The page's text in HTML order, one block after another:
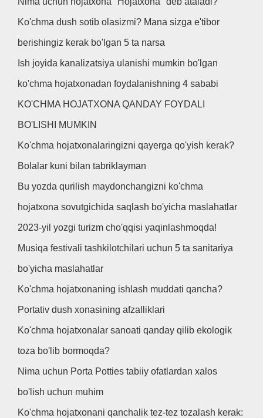
Ko'chma dush sotib olasizmi? Mana sizga e'tibor
berishingiz kerak bo'lgan 5 ta narsa
Ish joyida kanalizatsiya ulanishi mumkin bo'lgan
ko'chma hojatxonadan foydalanishning 4 sababi
KO'CHMA HOJATXONA QANDAY FOYDALI
BO'LISHI MUMKIN
Ko'chma hojatxonalaringizni qayerga qo'yish kerak?
Bolalar kuni bilan tabriklayman
Bu yozda qurilish maydonchangizni ko'chma
hojatxona sovutgichida saqlash bo'yicha maslahatlar
2023-yil yozgi turizm cho'qqisi yaqinlashmoqda!
Musiqa festivali tashkilotchilari uchun 5 ta sanitariya
bo'yicha maslahatlar
Ko'chma hojatxonaning ishlash muddati qancha?
Portativ dush xonasining afzalliklari
Ko'chma hojatxonalar sanoati qanday qilib ekologik
toza bo'lib bormoqda?
Nima uchun Porta Potties tabiiy ofatlardan xalos
bo'lish uchun muhim
Ko'chma hojatxonani qanchalik tez-tez tozalash kerak: